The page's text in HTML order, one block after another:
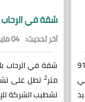
) المساحة 91
شقة فيالرحاب
آخر تحديث: 04 مايو 2025
شقة في الرحاب
متر2
تشطيب الشركة للإيجار